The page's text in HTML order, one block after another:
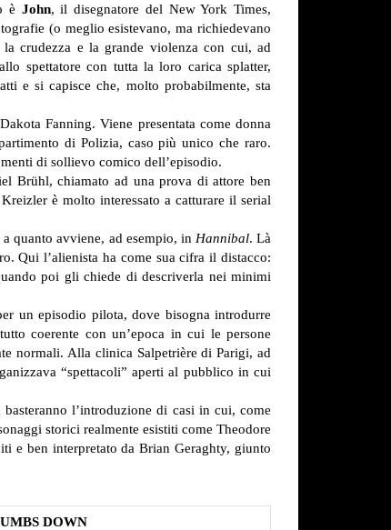
è John, il disegnatore del New York Times,
(o meglio esistevano, ma richiedevano
crudezza e la grande violenza con cui, ad
spettatore con tutta la loro carica splatter,
e si capisce che, molto probabilmente, sta
Fanning. Viene presentata come donna
di Polizia, caso più unico che raro.
di sollievo comico dell’episodio.
Brühl, chiamato ad una prova di attore ben
è molto interessato a catturare il serial
quanto avviene, ad esempio, in Hannibal. Là
Qui l’alienista ha come sua cifra il distacco:
poi gli chiede di descriverla nei minimi
un episodio pilota, dove bisogna introdurre
coerente con un’epoca in cui le persone
normali. Alla clinica Salpetrière di Parigi, ad
“spettacoli” aperti al pubblico in cui
l’introduzione di casi in cui, come
storici realmente esistiti come Theodore
e ben interpretato da Brian Geraghty, giunto
DOWN